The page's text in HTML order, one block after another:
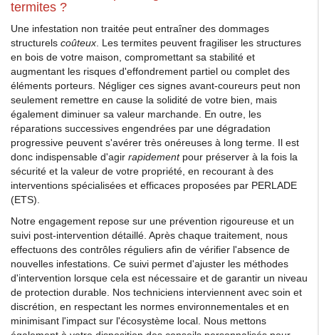
termites ?
Une infestation non traitée peut entraîner des dommages
structurels coûteux . Les termites peuvent fragiliser les structures
en bois de votre maison, compromettant sa stabilité et
augmentant les risques d'effondrement partiel ou complet des
éléments porteurs. Négliger ces signes avant-coureurs peut non
seulement remettre en cause la solidité de votre bien, mais
également diminuer sa valeur marchande. En outre, les
réparations successives engendrées par une dégradation
progressive peuvent s'avérer très onéreuses à long terme. Il est
donc indispensable d'agir rapidementpour préserver à la fois la
sécurité et la valeur de votre propriété, en recourant à des
interventions spécialisées et efficaces proposées par PERLADE
(ETS).
Notre engagement repose sur une prévention rigoureuse et un
suivi post-intervention détaillé. Après chaque traitement, nous
effectuons des contrôles réguliers afin de vérifier l'absence de
nouvelles infestations. Ce suivi permet d'ajuster les méthodes
d'intervention lorsque cela est nécessaire et de garantir un niveau
de protection durable. Nos techniciens interviennent avec soin et
discrétion, en respectant les normes environnementales et en
minimisant l'impact sur l'écosystème local. Nous mettons